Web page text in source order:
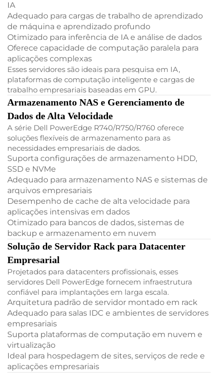
IA
Adequado para cargas de trabalho de aprendizado
de máquina e aprendizado profundo
Otimizado para inferência de IA e análise de dados
Oferece capacidade de computação paralela para
aplicações complexas
Esses servidores são ideais para pesquisa em IA,
plataformas de computação inteligente e cargas de
trabalho empresariais baseadas em GPU.
Armazenamento NAS e Gerenciamento de
Dados de Alta Velocidade
A série Dell PowerEdge R740/R750/R760 oferece
soluções flexíveis de armazenamento para as
necessidades empresariais de dados.
Suporta configurações de armazenamento HDD,
SSD e NVMe
Adequado para armazenamento NAS e sistemas de
arquivos empresariais
Desempenho de cache de alta velocidade para
aplicações intensivas em dados
Otimizado para bancos de dados, sistemas de
backup e armazenamento em nuvem
Solução de Servidor Rack para Datacenter
Empresarial
Projetados para datacenters profissionais, esses
servidores Dell PowerEdge fornecem infraestrutura
confiável para implantações em larga escala.
Arquitetura padrão de servidor montado em rack
Adequado para salas IDC e ambientes de servidores
empresariais
Suporta plataformas de computação em nuvem e
virtualização
Ideal para hospedagem de sites, serviços de rede e
aplicações empresariais